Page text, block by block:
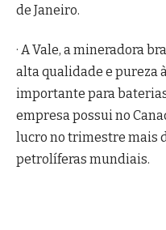
de Janeiro.
· A Vale, a mineradora
alta qualidade e pureza
importante para
empresa possui no
lucro no trimestre mais
petrolíferas mundiais.